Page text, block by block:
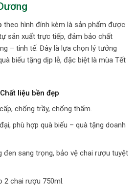
theo hình đính kèm là sản phẩm được
sản xuất trực tiếp, đảm bảo chất
– tinh tế. Đây là lựa chọn lý tưởng
biếu tặng dịp lễ, đặc biệt là mùa Tết
liệu bền đẹp
chống trầy, chống thấm.
phù hợp quà biếu – quà tặng doanh
đen sang trọng, bảo vệ chai rượu tuyệt
2 chai rượu 750ml.